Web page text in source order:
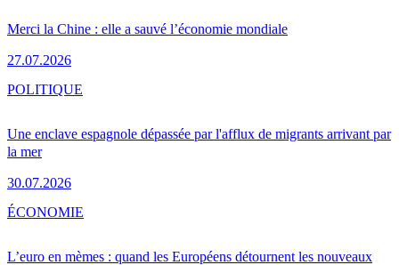
Merci la Chine : elle a sauvé l’économie mondiale
27.07.2026
Une enclave espagnole dépassée par l'afflux de migrants arrivant par
la mer
30.07.2026
POLITIQUE
L’euro en mèmes : quand les Européens détournent les nouveaux
ÉCONOMIE